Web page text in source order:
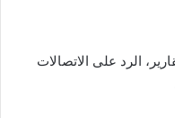
الرد على الاتصالات